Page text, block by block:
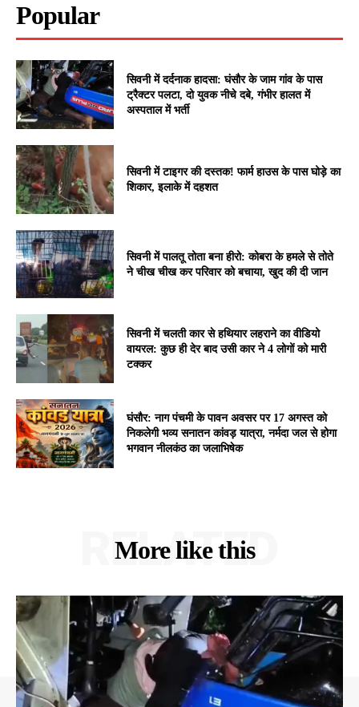
Popular
सिवनी में दर्दनाक हादसा: घंसौर के जाम गांव के पास
ट्रैक्टर पलटा, दो युवक नीचे दबे, गंभीर हालत में
अस्पताल में भर्ती
सिवनी में टाइगर की दस्तक! फार्म हाउस के पास घोड़े का
शिकार, इलाके में दहशत
सिवनी में पालतू तोता बना हीरो: कोबरा के हमले से तोते
ने चीख चीख कर परिवार को बचाया, खुद की दी जान
सिवनी में चलती कार से हथियार लहराने का वीडियो
वायरल: कुछ ही देर बाद उसी कार ने 4 लोगों को मारी
टक्कर
घंसौर: नाग पंचमी के पावन अवसर पर 17 अगस्त को
निकलेगी भव्य सनातन कांवड़ यात्रा, नर्मदा जल से होगा
भगवान नीलकंठ का जलाभिषेक
More like this
RELATED